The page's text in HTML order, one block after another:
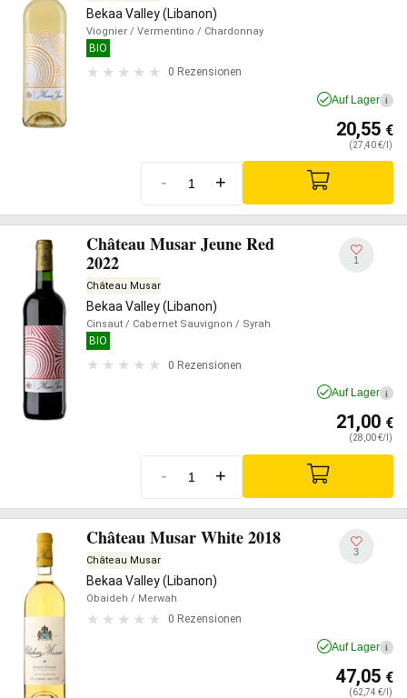
Bekaa Valley (Libanon)
Viognier / Vermentino / Chardonnay
BIO
0 Rezensionen
Auf Lager i
20,55 €
(27,40 €/l)
- +
Château Musar Jeune Red
2022
Château Musar
Bekaa Valley (Libanon)
Cinsaut / Cabernet Sauvignon / Syrah
BIO
0 Rezensionen
1
Auf Lager i
21,00 €
(28,00 €/l)
- +
Château Musar White 2018
Château Musar
Bekaa Valley (Libanon)
Obaideh / Merwah
0 Rezensionen
3
Auf Lager i
47,05 €
(62,74 €/l)